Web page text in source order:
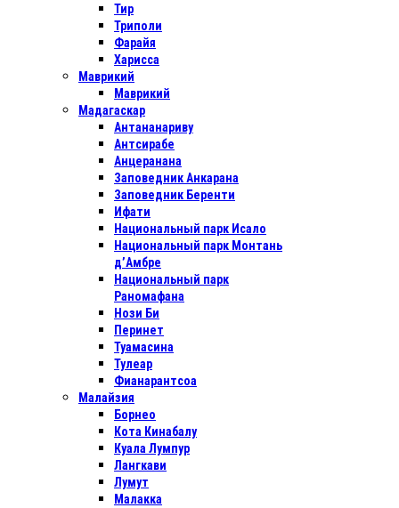
Тир
Триполи
Фарайя
Харисса
Маврикий
Маврикий
Мадагаскар
Антананариву
Антсирабе
Анцеранана
Заповедник Анкарана
Заповедник Беренти
Ифати
Национальный парк Исало
Национальный парк Монтань
д’Амбре
Национальный парк
Раномафана
Нози Би
Перинет
Туамасина
Тулеар
Фианарантсоа
Малайзия
Борнео
Кота Кинабалу
Куала Лумпур
Лангкави
Лумут
Малакка